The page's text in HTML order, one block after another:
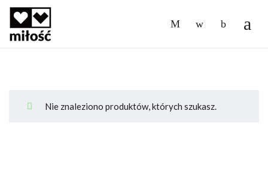
Nie znaleziono produktów, których szukasz.